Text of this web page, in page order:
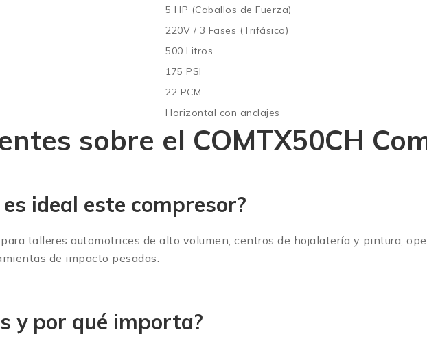
5 HP (Caballos de Fuerza)
220V / 3 Fases (Trifásico)
500 Litros
175 PSI
22 PCM
Horizontal con anclajes
sobre el COMTX50CH
ideal este compresor?
talleres automotrices de alto volumen, centros de hojalatería y pintura,
de impacto pesadas.
y por qué importa?